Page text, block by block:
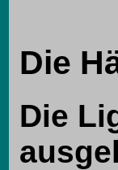
Die
Die